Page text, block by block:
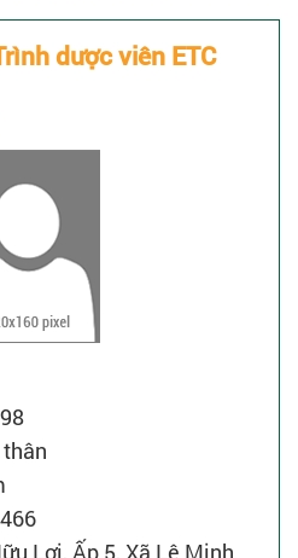
dược viên ETC
Lợi, Ấp 5, Xã Lê Minh